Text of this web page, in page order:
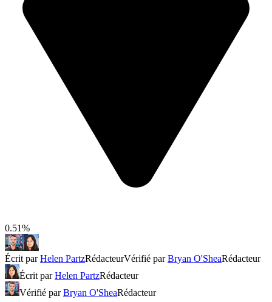
0.51%
Écrit parHelen PartzRédacteurVérifié parBryan O'SheaRédacteur
Écrit parHelen PartzRédacteur
Vérifié parBryan O'SheaRédacteur